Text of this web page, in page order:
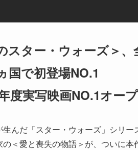
スター・ウォーズ＞、
国で初登場NO.1
度実写映画NO.1オー
んだ「スター・ウォーズ」シリ
＜愛と喪失の物語＞が、ついに